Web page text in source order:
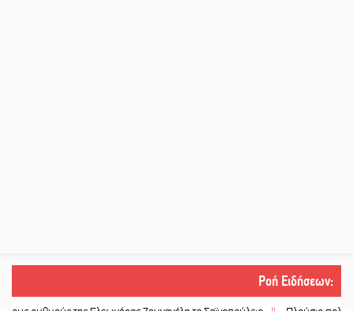
Ροή Ειδήσεων: